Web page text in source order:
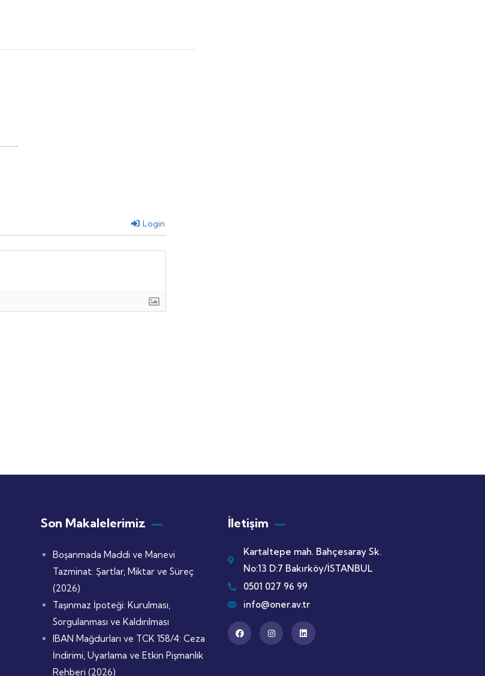
Login
Son Makalelerimiz
Boşanmada Maddi ve Manevi
Tazminat: Şartlar, Miktar ve Süreç
(2026)
Taşınmaz İpoteği: Kurulması,
Sorgulanması ve Kaldırılması
IBAN Mağdurları ve TCK 158/4: Ceza
İndirimi, Uyarlama ve Etkin Pişmanlık
Rehberi (2026)
İletişim
Kartaltepe mah. Bahçesaray Sk.
No:13 D:7 Bakırköy/İSTANBUL
0501 027 96 99
info@oner.av.tr